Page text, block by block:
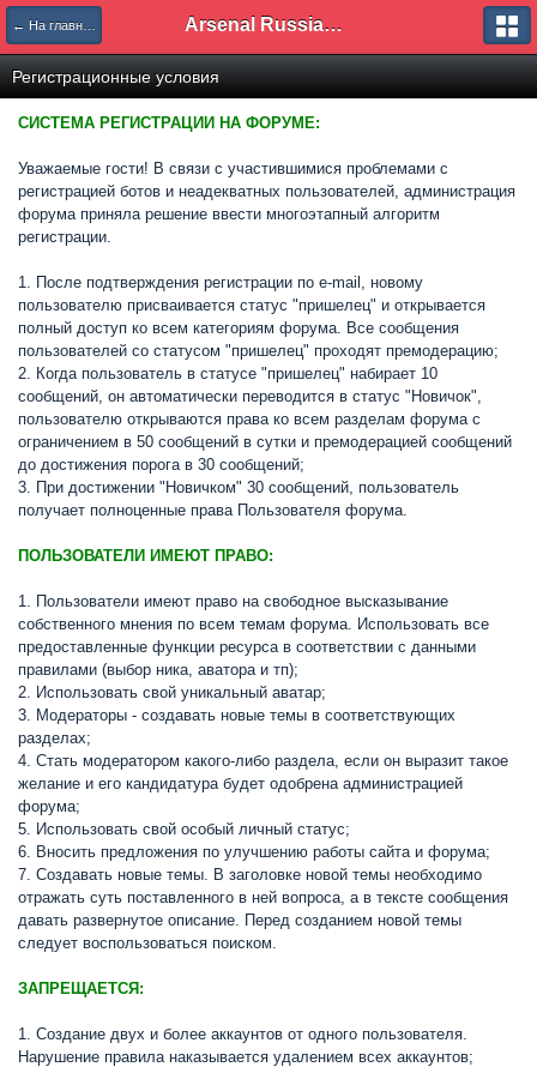
← На главную Arsenal Russian Speaking Supporters Club
Регистрационные условия
СИСТЕМА РЕГИСТРАЦИИ НА ФОРУМЕ:
Уважаемые гости! В связи с участившимися проблемами с
регистрацией ботов и неадекватных пользователей, администрация
форума приняла решение ввести многоэтапный алгоритм
регистрации.
1. После подтверждения регистрации по e-mail, новому
пользователю присваивается статус "пришелец" и открывается
полный доступ ко всем категориям форума. Все сообщения
пользователей со статусом "пришелец" проходят премодерацию;
2. Когда пользователь в статусе "пришелец" набирает 10
сообщений, он автоматически переводится в статус "Новичок",
пользователю открываются права ко всем разделам форума с
ограничением в 50 сообщений в сутки и премодерацией сообщений
до достижения порога в 30 сообщений;
3. При достижении "Новичком" 30 сообщений, пользователь
получает полноценные права Пользователя форума.
ПОЛЬЗОВАТЕЛИ ИМЕЮТ ПРАВО:
1. Пользователи имеют право на свободное высказывание
собственного мнения по всем темам форума. Использовать все
предоставленные функции ресурса в соответствии с данными
правилами (выбор ника, аватора и тп);
2. Использовать свой уникальный аватар;
3. Модераторы - создавать новые темы в соответствующих
разделах;
4. Стать модератором какого-либо раздела, если он выразит такое
желание и его кандидатура будет одобрена администрацией
форума;
5. Использовать свой особый личный статус;
6. Вносить предложения по улучшению работы сайта и форума;
7. Создавать новые темы. В заголовке новой темы необходимо
отражать суть поставленного в ней вопроса, а в тексте сообщения
давать развернутое описание. Перед созданием новой темы
следует воспользоваться поиском.
ЗАПРЕЩАЕТСЯ:
1. Создание двух и более аккаунтов от одного пользователя.
Нарушение правила наказывается удалением всех аккаунтов;